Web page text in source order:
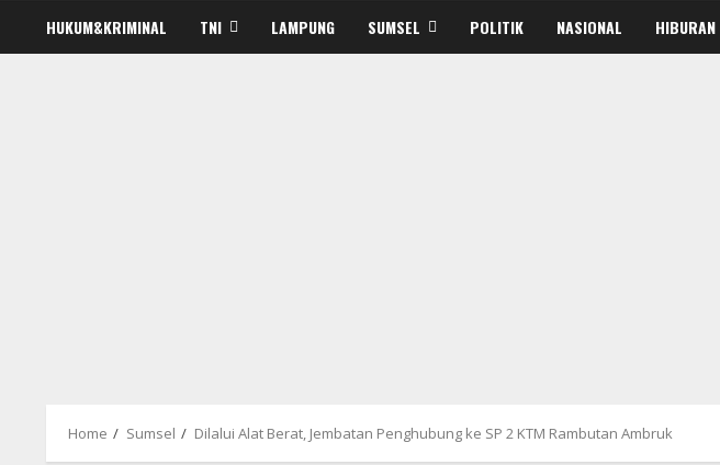
HUKUM&KRIMINAL TNI LAMPUNG SUMSEL POLITIK NASIONAL HIBURAN
Home Sumsel Dilalui Alat Berat, Jembatan Penghubung ke SP 2 KTM Rambutan Ambruk